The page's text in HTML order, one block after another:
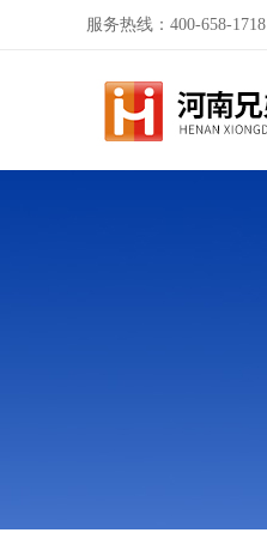
服务热线：400-658-1718